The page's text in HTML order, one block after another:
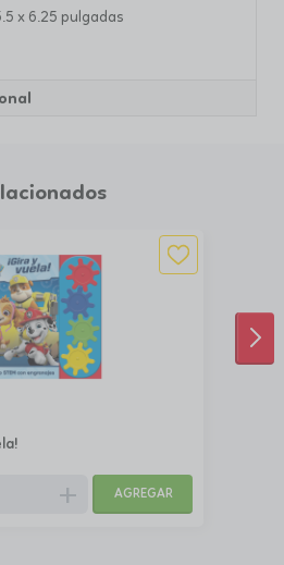
x 6.25 pulgadas
add AGREGAR